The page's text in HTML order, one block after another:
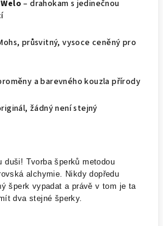
– drahokam s jedinečnou
průsvitný, vysoce ceněný pro
a barevného kouzla přírody
žádný není stejný
duši! Tvorba šperků metodou
alchymie. Nikdy dopředu
šperk vypadat a právě v tom je ta
dva stejné šperky.